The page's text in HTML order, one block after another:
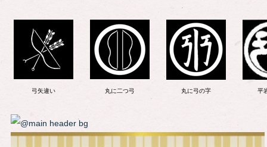
弓矢違い 丸に二つ弓 丸に弓の字 平